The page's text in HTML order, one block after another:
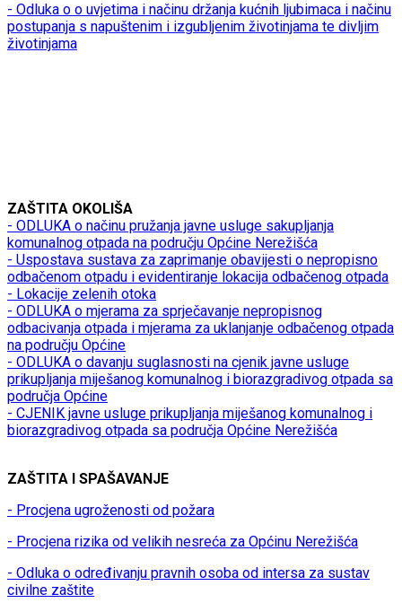
- Odluka o o uvjetima i načinu držanja kućnih ljubimaca i načinu
postupanja s napuštenim i izgubljenim životinjama te divljim
životinjama
ZAŠTITA OKOLIŠA
- ODLUKA o načinu pružanja javne usluge sakupljanja
komunalnog otpada na području Općine Nerežišća
- Uspostava sustava za zaprimanje obavijesti o nepropisno
odbačenom otpadu i evidentiranje lokacija odbačenog otpada
- Lokacije zelenih otoka
- ODLUKA o mjerama za sprječavanje nepropisnog
odbacivanja otpada i mjerama za uklanjanje odbačenog otpada
na području Općine
- ODLUKA o davanju suglasnosti na cjenik javne usluge
prikupljanja miješanog komunalnog i biorazgradivog otpada sa
područja Općine
- CJENIK javne usluge prikupljanja miješanog komunalnog i
biorazgradivog otpada sa područja Općine Nerežišća
ZAŠTITA I SPAŠAVANJE
- Procjena ugroženosti od požara
- Procjena rizika od velikih nesreća za Općinu Nerežišća
- Odluka o određivanju pravnih osoba od intersa za sustav
civilne zaštite